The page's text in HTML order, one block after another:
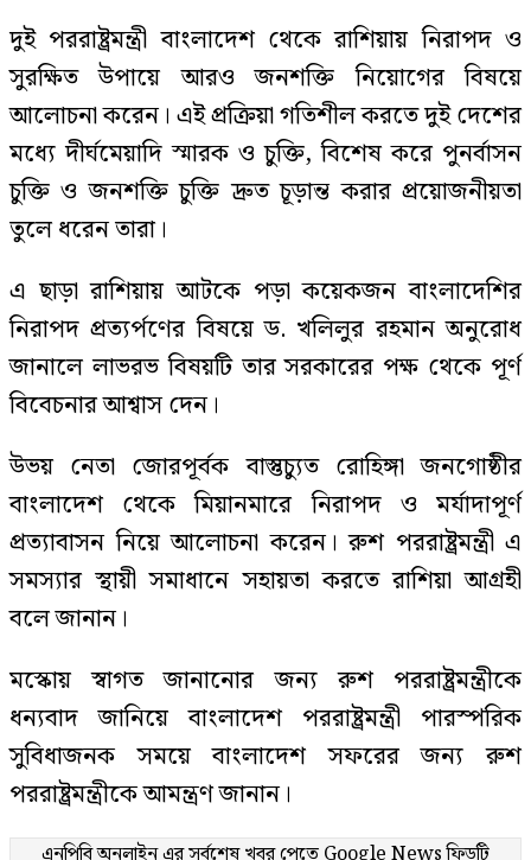
দুই পররাষ্ট্রমন্ত্রী বাংলাদেশ থেকে রাশিয়ায় নিরাপদ ও
সুরক্ষিত উপায়ে আরও জনশক্তি নিয়োগের বিষয়ে
আলোচনা করেন। এই প্রক্রিয়া গতিশীল করতে দুই দেশের
মধ্যে দীর্ঘমেয়াদি স্মারক ও চুক্তি, বিশেষ করে পুনর্বাসন
চুক্তি ও জনশক্তি চুক্তি দ্রুত চূড়ান্ত করার প্রয়োজনীয়তা
তুলে ধরেন তারা।
এ ছাড়া রাশিয়ায় আটকে পড়া কয়েকজন বাংলাদেশির
নিরাপদ প্রত্যর্পণের বিষয়ে ড. খলিলুর রহমান অনুরোধ
জানালে লাভরভ বিষয়টি তার সরকারের পক্ষ থেকে পূর্ণ
বিবেচনার আশ্বাস দেন।
উভয় নেতা জোরপূর্বক বাস্তুচ্যুত রোহিঙ্গা জনগোষ্ঠীর
বাংলাদেশ থেকে মিয়ানমারে নিরাপদ ও মর্যাদাপূর্ণ
প্রত্যাবাসন নিয়ে আলোচনা করেন। রুশ পররাষ্ট্রমন্ত্রী এ
সমস্যার স্থায়ী সমাধানে সহায়তা করতে রাশিয়া আগ্রহী
বলে জানান।
মস্কোয় স্বাগত জানানোর জন্য রুশ পররাষ্ট্রমন্ত্রীকে
ধন্যবাদ জানিয়ে বাংলাদেশ পররাষ্ট্রমন্ত্রী পারস্পরিক
সুবিধাজনক সময়ে বাংলাদেশ সফরের জন্য রুশ
পররাষ্ট্রমন্ত্রীকে আমন্ত্রণ জানান।